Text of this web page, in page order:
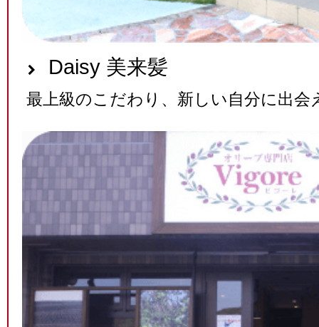
Daisy 美来髪
最上級のこだわり、新しい自分に出会